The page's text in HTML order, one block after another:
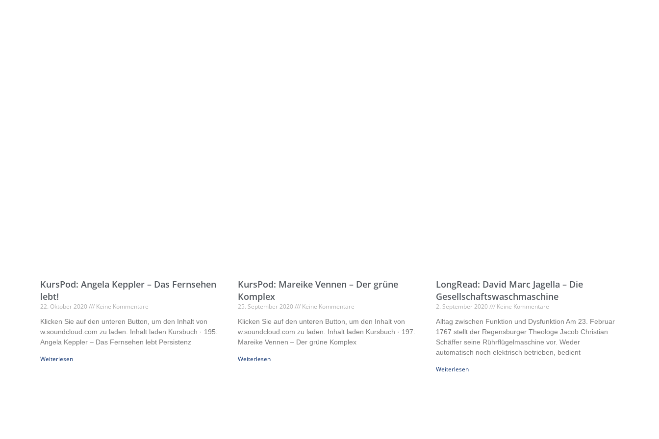
KursPod: Angela Keppler – Das Fernsehen
lebt!
22. Oktober 2020 Keine Kommentare
Klicken Sie auf den unteren Button, um den Inhalt von
w.soundcloud.com zu laden. Inhalt laden Kursbuch · 195:
Angela Keppler – Das Fernsehen lebt Persistenz
Weiterlesen
KursPod: Mareike Vennen – Der grüne
Komplex
25. September 2020 Keine Kommentare
Klicken Sie auf den unteren Button, um den Inhalt von
w.soundcloud.com zu laden. Inhalt laden Kursbuch · 197:
Mareike Vennen – Der grüne Komplex
Weiterlesen
LongRead: David Marc Jagella – Die
Gesellschaftswaschmaschine
2. September 2020 Keine Kommentare
Alltag zwischen Funktion und Dysfunktion Am 23. Februar
1767 stellt der Regensburger Theologe Jacob Christian
Schäffer seine Rührflügelmaschine vor. Weder
automatisch noch elektrisch betrieben, bedient
Weiterlesen